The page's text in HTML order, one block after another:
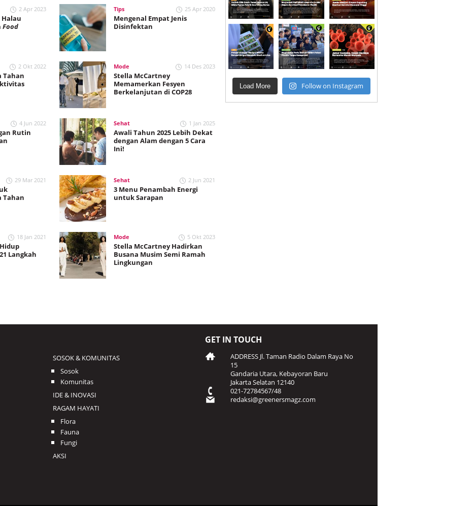
2 Apr 2023
Halau
Food
2 Okt 2022
Tahan
4 Jun 2022
Rutin
29 Mar 2021
Tahan
18 Jan 2021
Langkah
Tips 25 Apr 2020
Mengenal Empat Jenis
Disinfektan
Mode 14 Des 2023
Stella McCartney
Memamerkan Fesyen
Berkelanjutan di COP28
Sehat 1 Jan 2025
Awali Tahun 2025 Lebih Dekat
dengan Alam dengan 5 Cara
Ini!
Sehat 2 Jun 2021
3 Menu Penambah Energi
untuk Sarapan
Mode 5 Okt 2023
Stella McCartney Hadirkan
Busana Musim Semi Ramah
Lingkungan
Load More Follow on Instagram
SOSOK & KOMUNITAS
Sosok
Komunitas
IDE & INOVASI
RAGAM HAYATI
Flora
Fauna
Fungi
AKSI
GET IN TOUCH
ADDRESS Jl. Taman Radio Dalam Raya No
15
Gandaria Utara, Kebayoran Baru
Jakarta Selatan 12140
021-72784567/48
redaksi@greenersmagz.com